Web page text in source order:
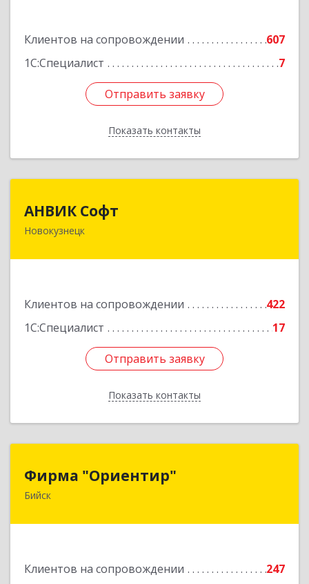
Клиентов на сопровождении
607
1С:Специалист
7
Отправить заявку
Показать контакты
Отправить заявку
Назад
АНВИК Софт
Новокузнецк
Клиентов на сопровождении
422
1С:Специалист
17
Отправить заявку
Показать контакты
654079, Кемеровская область - Кузбасс,
Отправить заявку
Назад
Фирма "Ориентир"
Бийск
Клиентов на сопровождении
247
659300, Алтайский край, Бийск г, Сергея Кирова